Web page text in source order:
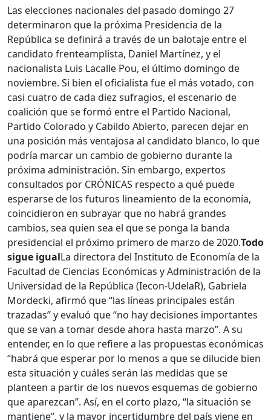
Las elecciones nacionales del pasado domingo 27
determinaron que la próxima Presidencia de la
República se definirá a través de un balotaje entre el
candidato frenteamplista, Daniel Martínez, y el
nacionalista Luis Lacalle Pou, el último domingo de
noviembre. Si bien el oficialista fue el más votado, con
casi cuatro de cada diez sufragios, el escenario de
coalición que se formó entre el Partido Nacional,
Partido Colorado y Cabildo Abierto, parecen dejar en
una posición más ventajosa al candidato blanco, lo que
podría marcar un cambio de gobierno durante la
próxima administración. Sin embargo, expertos
consultados por CRÓNICAS respecto a qué puede
esperarse de los futuros lineamiento de la economía,
coincidieron en subrayar que no habrá grandes
cambios, sea quien sea el que se ponga la banda
presidencial el próximo primero de marzo de 2020.Todo
sigue igualLa directora del Instituto de Economía de la
Facultad de Ciencias Económicas y Administración de la
Universidad de la República (Iecon-UdelaR), Gabriela
Mordecki, afirmó que “las líneas principales están
trazadas” y evaluó que “no hay decisiones importantes
que se van a tomar desde ahora hasta marzo”. A su
entender, en lo que refiere a las propuestas económicas
“habrá que esperar por lo menos a que se dilucide bien
esta situación y cuáles serán las medidas que se
planteen a partir de los nuevos esquemas de gobierno
que aparezcan”. Así, en el corto plazo, “la situación se
mantiene”, y la mayor incertidumbre del país viene en